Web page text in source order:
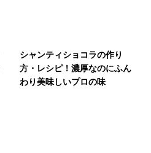
シャンティショコラの作り
方・レシピ！濃厚なのにふん
わり美味しいプロの味